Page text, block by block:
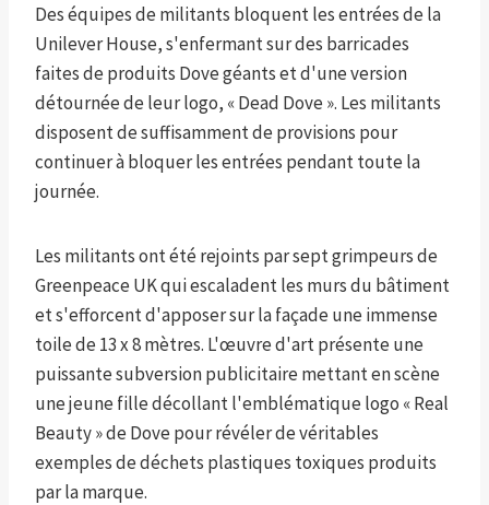
Des équipes de militants bloquent les entrées de la
Unilever House, s'enfermant sur des barricades
faites de produits Dove géants et d'une version
détournée de leur logo, « Dead Dove ». Les militants
disposent de suffisamment de provisions pour
continuer à bloquer les entrées pendant toute la
journée.
Les militants ont été rejoints par sept grimpeurs de
Greenpeace UK qui escaladent les murs du bâtiment
et s'efforcent d'apposer sur la façade une immense
toile de 13 x 8 mètres. L'œuvre d'art présente une
puissante subversion publicitaire mettant en scène
une jeune fille décollant l'emblématique logo « Real
Beauty » de Dove pour révéler de véritables
exemples de déchets plastiques toxiques produits
par la marque.